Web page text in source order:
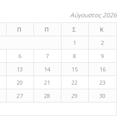
Αύγουστος 2026
Π Π Σ
Κ
1
2
6 7 8
9
13 14 15
16
20 21 22
23
27 28 29
30